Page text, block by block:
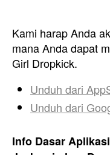
Kami harap Anda
mana Anda dapat
Girl Dropkick.
Unduh dari
Unduh dari
Info Dasar